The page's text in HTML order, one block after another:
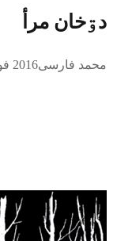
دۊخان مرأ
محمد فارسی2016 فوریه 26